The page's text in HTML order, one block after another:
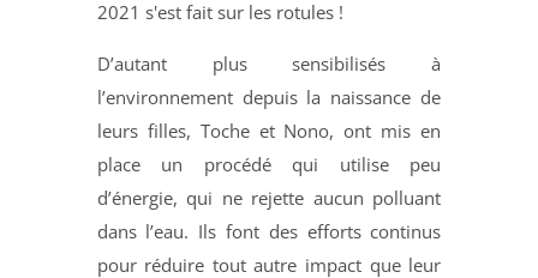
2021 s'est fait sur les rotules !
D’autant plus sensibilisés à
l’environnement depuis la naissance de
leurs filles, Toche et Nono, ont mis en
place un procédé qui utilise peu
d’énergie, qui ne rejette aucun polluant
dans l’eau. Ils font des efforts continus
pour réduire tout autre impact que leur